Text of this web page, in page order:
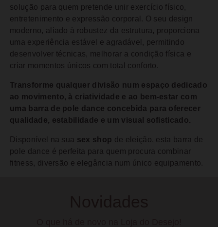
solução para quem pretende unir exercício físico,
entretenimento e expressão corporal. O seu design
moderno, aliado à robustez da estrutura, proporciona
uma experiência estável e agradável, permitindo
desenvolver técnicas, melhorar a condição física e
criar momentos únicos com total conforto.
Transforme qualquer divisão num espaço dedicado
ao movimento, à criatividade e ao bem-estar com
uma barra de pole dance concebida para oferecer
qualidade, estabilidade e um visual sofisticado.
Disponível na sua sex shop de eleição, esta barra de
pole dance é perfeita para quem procura combinar
fitness, diversão e elegância num único equipamento.